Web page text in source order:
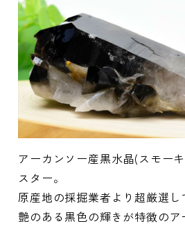
アーカンソー産黒水晶(スモー
スター。
原産地の採掘業者より超厳選し
艶のある黒色の輝きが特徴の